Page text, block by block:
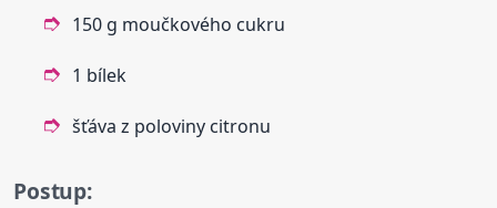
150 g moučkového cukru
1 bílek
šťáva z poloviny citronu
Postup: